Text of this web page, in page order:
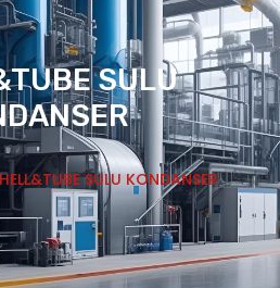
SULU
SULU KONDANSER